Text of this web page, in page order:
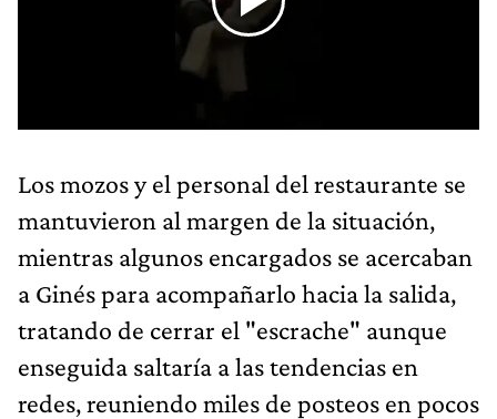
Los mozos y el personal del restaurante se
mantuvieron al margen de la situación,
mientras algunos encargados se acercaban
a Ginés para acompañarlo hacia la salida,
tratando de cerrar el "escrache" aunque
enseguida saltaría a las tendencias en
redes, reuniendo miles de posteos en pocos